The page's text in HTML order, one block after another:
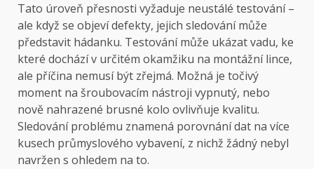
Tato úroveň přesnosti vyžaduje neustálé testování –
ale když se objeví defekty, jejich sledování může
představit hádanku. Testování může ukázat vadu, ke
které dochází v určitém okamžiku na montážní lince,
ale příčina nemusí být zřejmá. Možná je točivý
moment na šroubovacím nástroji vypnutý, nebo
nově nahrazené brusné kolo ovlivňuje kvalitu.
Sledování problému znamená porovnání dat na více
kusech průmyslového vybavení, z nichž žádný nebyl
navržen s ohledem na to.